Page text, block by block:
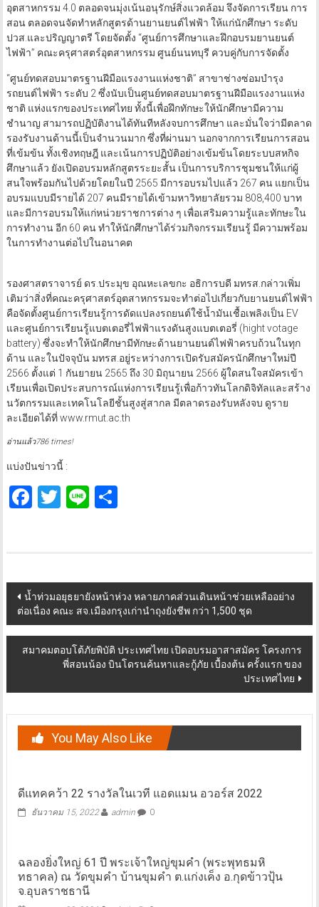
อุตสาหกรรม 4.0 ตลอดจนมุ่งเน้นอนุรักษ์สิ่งแวดล้อม จึงจัดการเรียน การ
สอน ตลอดจนจัดทำหลักสูตรด้านยานยนต์ไฟฟ้า ให้แก่นักศึกษา ระดับ
ปวส.และปริญญาตรี โดยจัดตั้ง “ศูนย์การศึกษาและฝึกอบรมยานยนต์
ไฟฟ้า” คณะครุศาสตร์อุตสาหกรรม ศูนย์นนทบุรี ควบคู่กับการจัดตั้ง
“ศูนย์ทดสอบมาตรฐานฝีมือแรงงานแห่งชาติ” สาขาช่างซ่อมบำรุง
รถยนต์ไฟฟ้า ระดับ 2 ซึ่งนับเป็นศูนย์ทดสอบมาตรฐานฝีมือแรงงานแห่ง
ชาติ แห่งแรกของประเทศไทย ทั้งนี้เพื่อฝึกทักษะให้นักศึกษามีความ
ชำนาญ สามารถปฏิบัติงานได้ทันทีหลังจบการศึกษา และมั่นใจว่ามีตลาด
รองรับงานด้านนี้เป็นจำนวนมาก ซึ่งที่ผ่านมา นอกจากการเรียนการสอน
ที่เข้มข้น ทั้งเชิงทฤษฎี และเน้นการปฏิบัติอย่างเข้มข้นโดยระบบสหกิจ
ศึกษาแล้ว ยังเปิดอบรมหลักสูตรระยะสั้น เป็นการบริการชุมชนให้แก่ผู้
สนใจพร้อมกันไปด้วยโดยในปี 2565 มีการอบรมไปแล้ว 267 คน แยกเป็น
อบรมแบบมีรายได้ 207 คนมีรายได้เข้ามหาวิทยาลัยรวม 808,400 บาท
และมีการอบรมให้แก่หน่วยราชการต่าง ๆ เพื่อเสริมความรู้และทักษะใน
การทำงาน อีก 60 คน ทำให้นักศึกษาได้ร่วมกิจกรรมเรียนรู้ มีความพร้อม
ในการทำงานต่อไปในอนาคต
รองศาสตราจารย์ ดร.ประมุข อุณหะเลขกะ อธิการบดี มทรส.กล่าวเพิ่ม
เติมว่าสิ่งที่คณะครุศาสตร์อุตสาหกรรมจะทำต่อไปเกี่ยวกับยานยนต์ไฟฟ้า
คือจัดตั้งศูนย์การเรียนรู้การดัดแปลงรถยนต์ใช้น้ำมันเชื้อเพลิงเป็น EV
และศูนย์การเรียนรู้แบตเตอรี่ไฟฟ้าแรงดันสูงแบตเตอรี่ (hight votage
battery) ซึ่งจะทำให้นักศึกษามีทักษะด้านยานยนต์ไฟฟ้าครบถ้วนในทุก
ด้าน และในปัจจุบัน มทรส.อยู่ระหว่างการเปิดรับสมัครนักศึกษาใหม่ปี
2566 ตั้งแต่ 1 กันยายน 2565 ถึง 30 มิถุนายน 2566 ผู้ใดสนใจสมัครเข้า
เรียนเพื่อเปิดประสบการณ์แห่งการเรียนรู้เพื่อก้าวทันโลกดิจิทัลและสร้าง
นวัตกรรมและเทคโนโลยีชั้นสูงสู่สากล มีตลาดรองรับหลังจบ ดูราย
ละเอียดได้ที่ www.rmut.ac.th
อ่านแล้ว786 times!
แบ่งปันข่าวนี้ :
Facebook
Twitter
LineShare
Post
navigation
น้ำท่วมอยุธยายังหน้าห่วง หลายภาคส่วนเดินหน้าช่วยเหลืออย่าง
ต่อเนื่อง คณะ สจ.เมืองกรุงเก่านำถุงยังชีพ กว่า 1,500 ชุด
สมาคมตอบโต้ภัยพิบัติ ประเทศไทย เปิดอบรมอาสาสมัคร โครงการ
พี่สอนน้อง บินโดรนค้นหาและกู้ภัย เบื้องต้น ครั้งแรก ของ
ประเทศไทย
You May Also Like
ดีแทคคว้า 22 รางวัลในเวที แอดแมน อวอร์ส 2022
ธันวาคม 15, 2022 admin 0
ฉลองยิ่งใหญ่ 61 ปี พระเจ้าใหญ่ขุมคำ (พระพุทธมหิ
ทธาคล) ณ วัดขุมคำ บ้านขุมคำ ต.แก่งเค็ง อ.กุดข้าวปุ้น
จ.อุบลราชธานี